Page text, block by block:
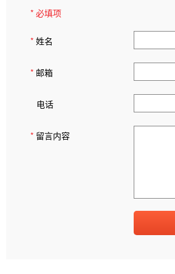
* 必填项
* 姓名
* 邮箱
电话
* 留言内容